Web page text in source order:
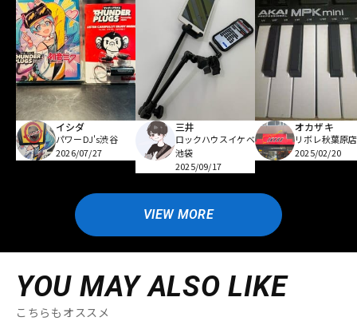
イシダ
パワーDJ's渋谷
2026/07/27
三井
ロックハウスイケベ
池袋
2025/09/17
オカザキ
リボレ秋葉原店
2025/02/20
VIEW MORE
YOU MAY ALSO LIKE
こちらもオススメ